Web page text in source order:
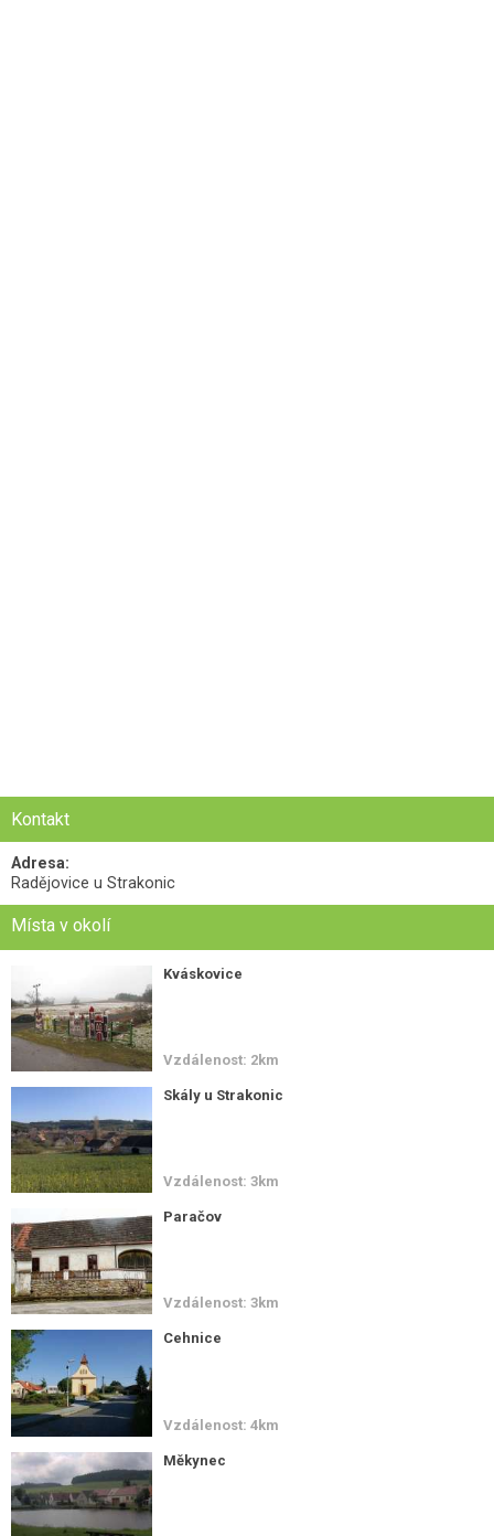
Kontakt
Adresa:
Radějovice u Strakonic
Místa v okolí
Kváskovice
Vzdálenost: 2km
Skály u Strakonic
Vzdálenost: 3km
Paračov
Vzdálenost: 3km
Cehnice
Vzdálenost: 4km
Měkynec